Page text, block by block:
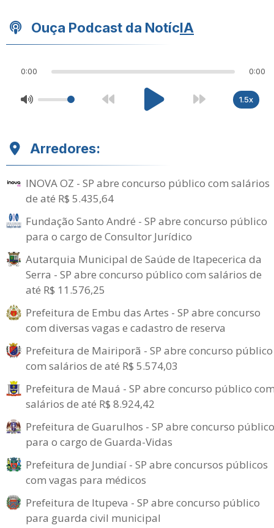
Ouça Podcast da NotícIA
0:00 0:00
1.5x
Arredores:
INOVA OZ - SP abre concurso público com salários
de até R$ 5.435,64
Fundação Santo André - SP abre concurso público
para o cargo de Consultor Jurídico
Autarquia Municipal de Saúde de Itapecerica da
Serra - SP abre concurso público com salários de
até R$ 11.576,25
Prefeitura de Embu das Artes - SP abre concurso
com diversas vagas e cadastro de reserva
Prefeitura de Mairiporã - SP abre concurso público
com salários de até R$ 5.574,03
Prefeitura de Mauá - SP abre concurso público
salários de até R$ 8.924,42
Prefeitura de Guarulhos - SP abre concurso público
para o cargo de Guarda-Vidas
Prefeitura de Jundiaí - SP abre concursos públicos
com vagas para médicos
Prefeitura de Itupeva - SP abre concurso público
para guarda civil municipal